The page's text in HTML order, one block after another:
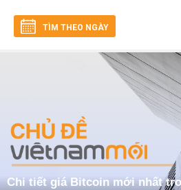
TÌM THEO NGÀY
Chi tiết giá Bitcoin mới nhất